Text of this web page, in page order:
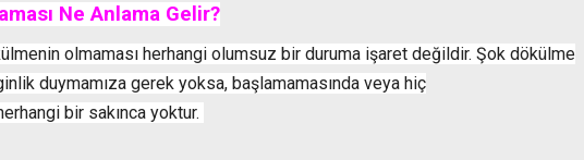
Ne Anlama Gelir?
olmaması herhangi olumsuz bir duruma işaret değildir. Şok dökülme
duymamıza gerek yoksa, başlamamasında veya hiç
bir sakınca yoktur.